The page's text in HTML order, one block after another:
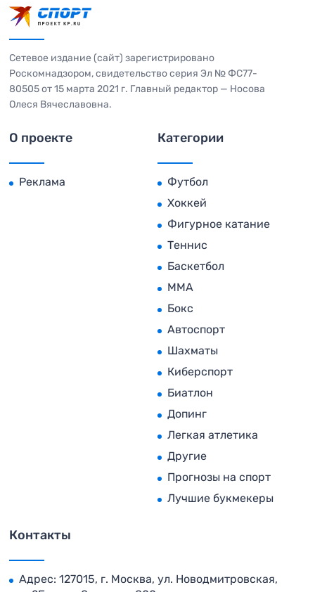
Сетевое издание (сайт) зарегистрировано
Роскомнадзором, свидетельство серия Эл № ФС77-
80505 от 15 марта 2021 г. Главный редактор — Носова
Олеся Вячеславовна.
О проекте
Реклама
Категории
Футбол
Хоккей
Фигурное катание
Теннис
Баскетбол
MMA
Бокс
Автоспорт
Шахматы
Киберспорт
Биатлон
Допинг
Легкая атлетика
Другие
Прогнозы на спорт
Лучшие букмекеры
Контакты
Адрес: 127015, г. Москва, ул. Новодмитровская,